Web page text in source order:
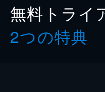
無料トライ
2つの特典